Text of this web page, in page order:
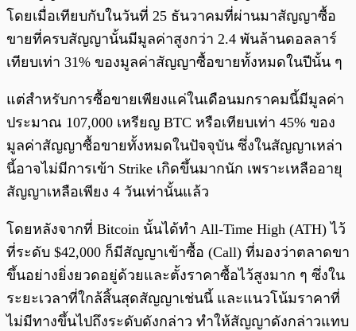
โดยเมื่อเทียบกับในวันที่ 25 ธันวาคมที่ผ่านมาสัญญาซื้อ
ขายที่ครบสัญญานั้นมีมูลค่าสูงกว่า 2.4 พันล้านดอลลาร์
เทียบเท่า 31% ของมูลค่าสัญญาซื้อขายทั้งหมดในปีนั้น ๆ
แต่สำหรับการซื้อขายเพียงแค่ในเดือนมกราคมนี้มีมูลค่า
ประมาณ 107,000 เหรียญ BTC หรือเทียบเท่า 45% ของ
มูลค่าสัญญาซื้อขายทั้งหมดในปัจจุบัน ซึ่งในสัญญาเหล่า
นี้อาจไม่มีการเข้า Strike เกิดขึ้นมากนัก เพราะเหลืออายุ
สัญญาเหลือเพียง 4 วันเท่านั้นแล้ว
โดยหลังจากที่ Bitcoin นั้นได้ทำ All-Time High (ATH) ไว้
ที่ระดับ $42,000 ก็มีสัญญาเข้าซื้อ (Call) ที่มองว่าตลาดขา
ขึ้นอย่างยิ่งยวดอยู่ด้วยและตั้งราคาซื้อไว้สูงมาก ๆ ซึ่งใน
ระยะเวลาที่ใกล้สิ้นสุดสัญญาเช่นนี้ และแนวโน้มราคาที่
ไม่มีทางขึ้นไปถึงระดับดังกล่าว ทำให้สัญญาดังกล่าวแทบ